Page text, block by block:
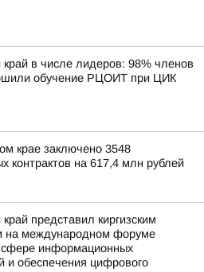
край в числе лидеров: 98% членов
обучение РЦОИТ при ЦИК
крае заключено 3548
контрактов на 617,4 млн рублей
представил киргизским
на международном форуме
сфере информационных
и обеспечения цифрового